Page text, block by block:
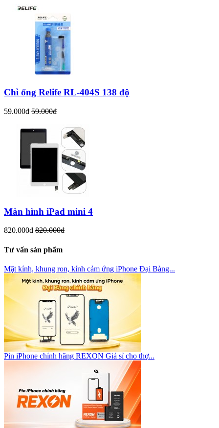
Chì ống Relife RL-404S 138 độ
59.000đ 59.000đ
Màn hình iPad mini 4
820.000đ 820.000đ
Tư vấn sản phẩm
Mặt kính, khung ron, kính cảm ứng iPhone Đại Bàng...
Pin iPhone chính hãng REXON Giá sỉ cho thợ...